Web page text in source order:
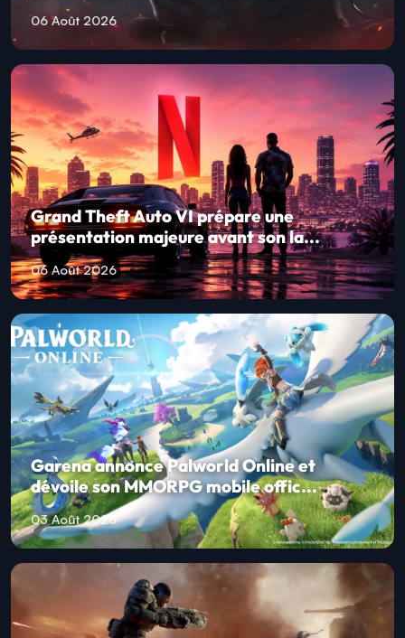
06 Août 2026
Grand Theft Auto VI prépare une
présentation majeure avant son la...
06 Août 2026
Garena annonce Palworld Online et
dévoile son MMORPG mobile offic...
03 Août 2026